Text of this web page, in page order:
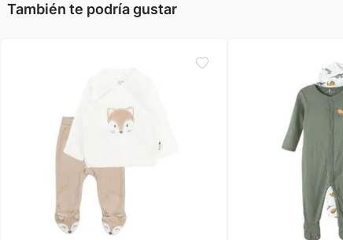
También te podría gustar